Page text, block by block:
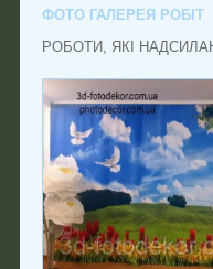
ФОТО ГАЛЕРЕЯ РОБІТ
РОБОТИ, ЯКІ